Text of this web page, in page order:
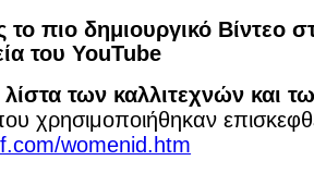
πιο δημιουργικό Βίντεο
του YouTube
των καλλιτεχνών και
χρησιμοποιήθηκαν
womenid.htm